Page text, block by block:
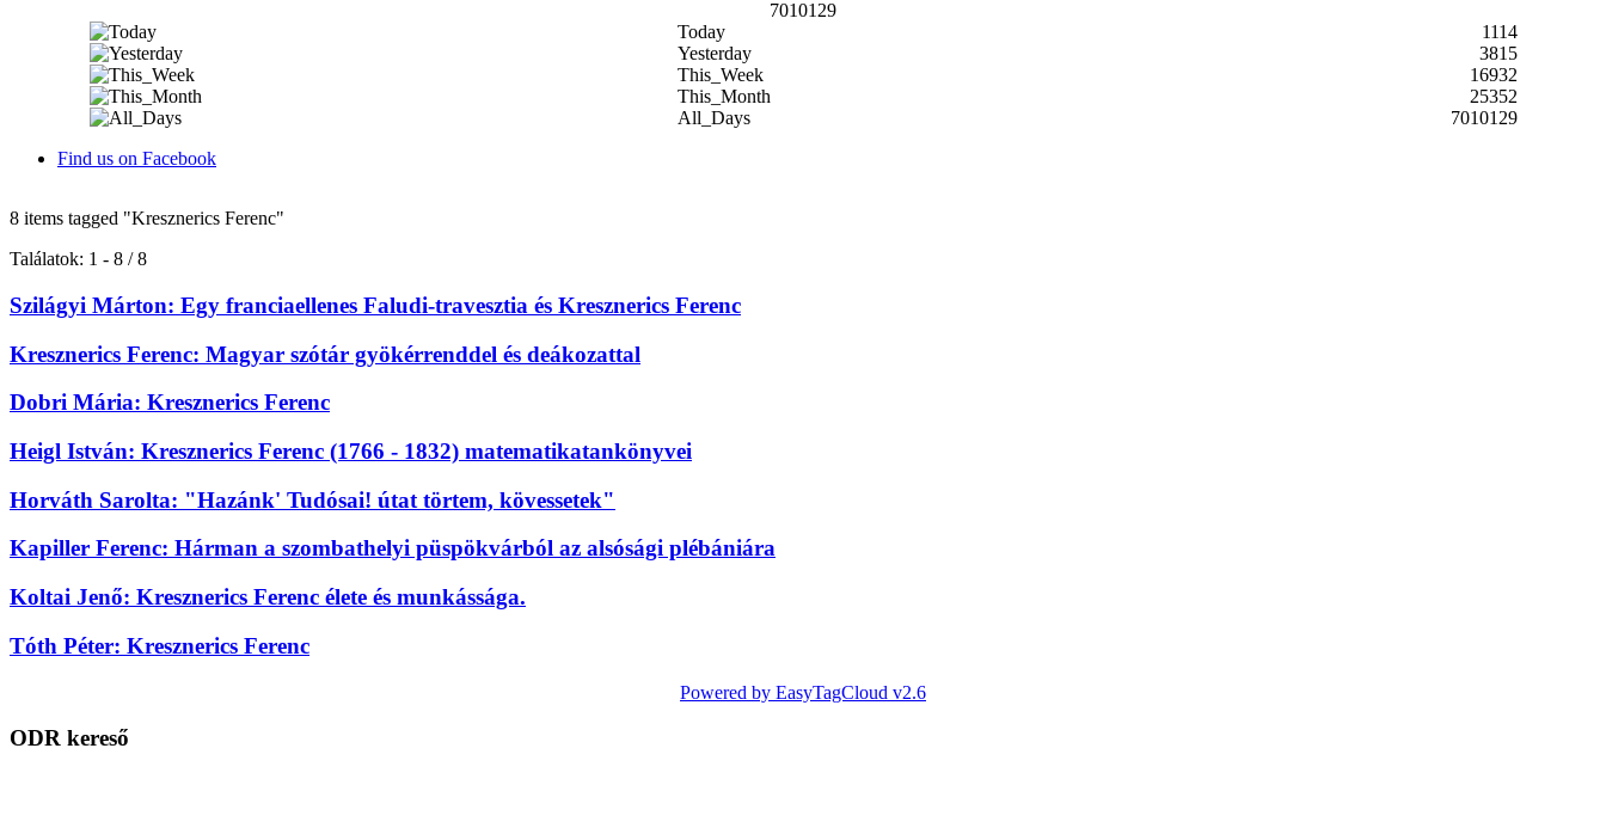
7010129
Today
1114
Yesterday
3815
This_Week
16932
This_Month
25352
All_Days
7010129
Find us on Facebook
8 items tagged "Kresznerics Ferenc"
Találatok: 1 - 8 / 8
Szilágyi Márton: Egy franciaellenes Faludi-travesztia és Kresznerics Ferenc
Kresznerics Ferenc: Magyar szótár gyökérrenddel és deákozattal
Dobri Mária: Kresznerics Ferenc
Heigl István: Kresznerics Ferenc (1766 - 1832) matematikatankönyvei
Horváth Sarolta: "Hazánk' Tudósai! útat törtem, kövessetek"
Kapiller Ferenc: Hárman a szombathelyi püspökvárból az alsósági plébániára
Koltai Jenő: Kresznerics Ferenc élete és munkássága.
Tóth Péter: Kresznerics Ferenc
Powered by EasyTagCloud v2.6
ODR kereső